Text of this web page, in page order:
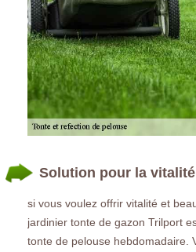
Solution pour la
si vous voulez offrir vitalité et
jardinier tonte de gazon Trilport
tonte de pelouse hebdomadaire.